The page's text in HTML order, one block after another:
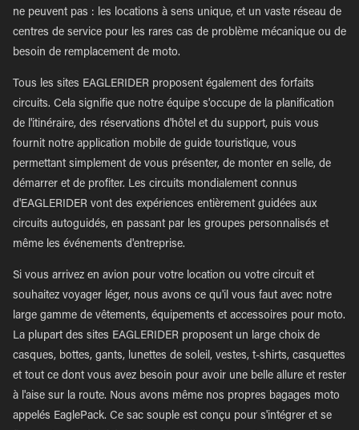
ne peuvent pas : les locations à sens unique, et un vaste réseau de
centres de service pour les rares cas de problème mécanique ou de
besoin de remplacement de moto.
Tous les sites EAGLERIDER proposent également des forfaits
circuits. Cela signifie que notre équipe s'occupe de la planification
de l'itinéraire, des réservations d'hôtel et du support, puis vous
fournit notre application mobile de guide touristique, vous
permettant simplement de vous présenter, de monter en selle, de
démarrer et de profiter. Les circuits mondialement connus
d'EAGLERIDER vont des expériences entièrement guidées aux
circuits autoguidés, en passant par les groupes personnalisés et
même les événements d'entreprise.
Si vous arrivez en avion pour votre location ou votre circuit et
souhaitez voyager léger, nous avons ce qu'il vous faut avec notre
large gamme de vêtements, équipements et accessoires pour moto.
La plupart des sites EAGLERIDER proposent un large choix de
casques, bottes, gants, lunettes de soleil, vestes, t-shirts, casquettes
et tout ce dont vous avez besoin pour avoir une belle allure et rester
à l'aise sur la route. Nous avons même nos propres bagages moto
appelés EaglePack. Ce sac souple est conçu pour s'intégrer et se